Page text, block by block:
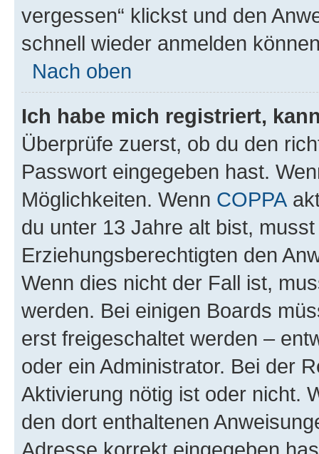
vergessen“ klickst und den
schnell wieder anmelden
Nach oben
Ich habe mich registriert,
Überprüfe zuerst, ob du den
Passwort eingegeben hast.
Möglichkeiten. Wenn COPPA
du unter 13 Jahre alt bist,
Erziehungsberechtigten den
Wenn dies nicht der Fall ist,
werden. Bei einigen Boards
erst freigeschaltet werden –
oder ein Administrator. Bei der
Aktivierung nötig ist oder nicht.
den dort enthaltenen